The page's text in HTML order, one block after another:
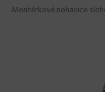
tu
Montérkové nohavice